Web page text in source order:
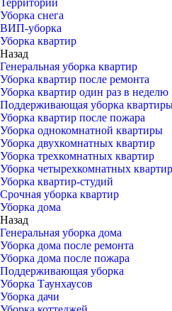
Территории
Уборка снега
ВИП-уборка
Уборка квартир
Назад
Генеральная уборка квартир
Уборка квартир после ремонта
Уборка квартир один раз в неделю
Поддерживающая уборка
Уборка квартир после пожара
Уборка однокомнатной квартиры
Уборка двухкомнатных квартир
Уборка трехкомнатных квартир
Уборка четырехкомнатных квартир
Уборка квартир-студий
Срочная уборка квартир
Уборка дома
Назад
Генеральная уборка дома
Уборка дома после ремонта
Уборка дома после пожара
Поддерживающая уборка
Уборка Таунхаусов
Уборка дачи